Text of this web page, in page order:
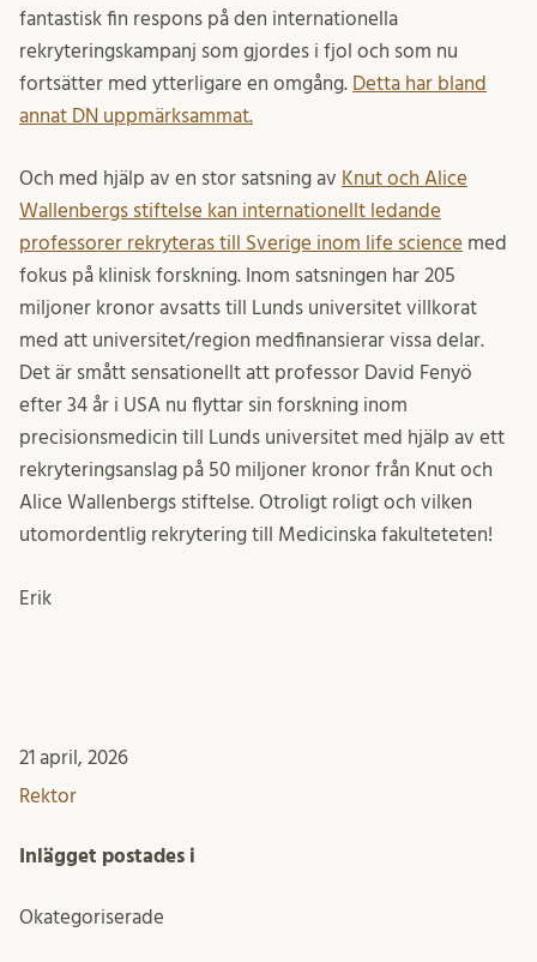
fantastisk fin respons på den internationella
rekryteringskampanj som gjordes i fjol och som nu
fortsätter med ytterligare en omgång. Detta har bland
annat DN uppmärksammat.
Och med hjälp av en stor satsning av Knut och Alice
Wallenbergs stiftelse kan internationellt ledande
professorer rekryteras till Sverige inom life science med
fokus på klinisk forskning. Inom satsningen har 205
miljoner kronor avsatts till Lunds universitet villkorat
med att universitet/region medfinansierar vissa delar.
Det är smått sensationellt att professor David Fenyö
efter 34 år i USA nu flyttar sin forskning inom
precisionsmedicin till Lunds universitet med hjälp av ett
rekryteringsanslag på 50 miljoner kronor från Knut och
Alice Wallenbergs stiftelse. Otroligt roligt och vilken
utomordentlig rekrytering till Medicinska fakulteteten!
Erik
21 april, 2026
Rektor
Inlägget postades i
Okategoriserade